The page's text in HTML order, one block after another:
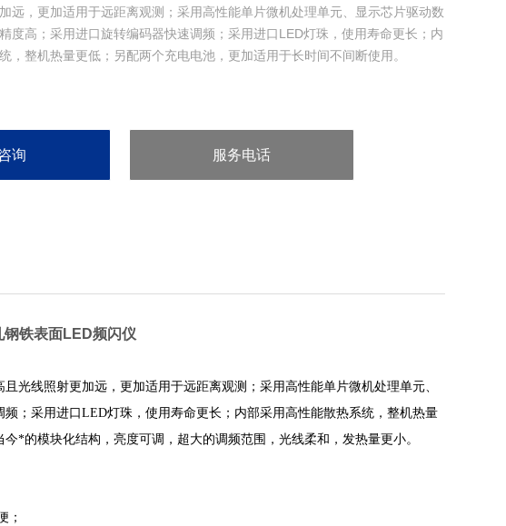
远，更加适用于远距离观测；采用高性能单片微机处理单元、显示芯片驱动数
度高；采用进口旋转编码器快速调频；采用进口LED灯珠，使用寿命更长；内
，整机热量更低；另配两个充电电池，更加适用于长时间不间断使用。
询 服务电话
钢铁表面LED频闪仪
光线照射更加远，更加适用于远距离观测；采用高性能单片微机处理单元、
；采用进口LED灯珠，使用寿命更长；内部采用高性能散热系统，整机热量
*的模块化结构，亮度可调，超大的调频范围，光线柔和，发热量更小。
；